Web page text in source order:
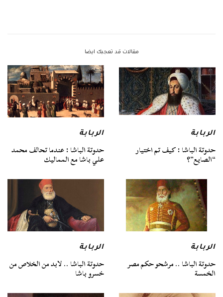
مقالات قد تعجبك ايضا
الربابة
حدوتة الباشا : كيف تم اختيار
“الصايع”؟
الربابة
حدوتة الباشا : عندما تحالف محمد
علي باشا مع المماليك
الربابة
حدوتة الباشا .. مرشحو حكم مصر
الخمسة
الربابة
حدوتة الباشا .. لابد من الخلاص من
خسرو باشا